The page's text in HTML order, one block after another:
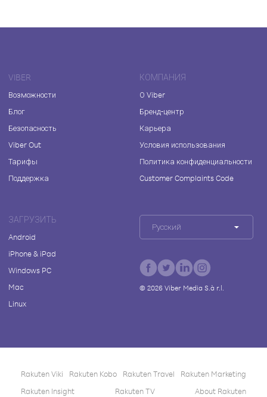
VIBER
Возможности
Блог
Безопасность
Viber Out
Тарифы
Поддержка
КОМПАНИЯ
О Viber
Бренд-центр
Карьера
Условия использования
Политика конфиденциальности
Customer Complaints Code
ЗАГРУЗИТЬ
Android
iPhone & iPad
Windows PC
Mac
Linux
Русский
© 2026Viber Media S.à r.l.
Rakuten Viki Rakuten Kobo Rakuten Travel
Rakuten Marketing
Rakuten Insight
Rakuten TV About Rakuten